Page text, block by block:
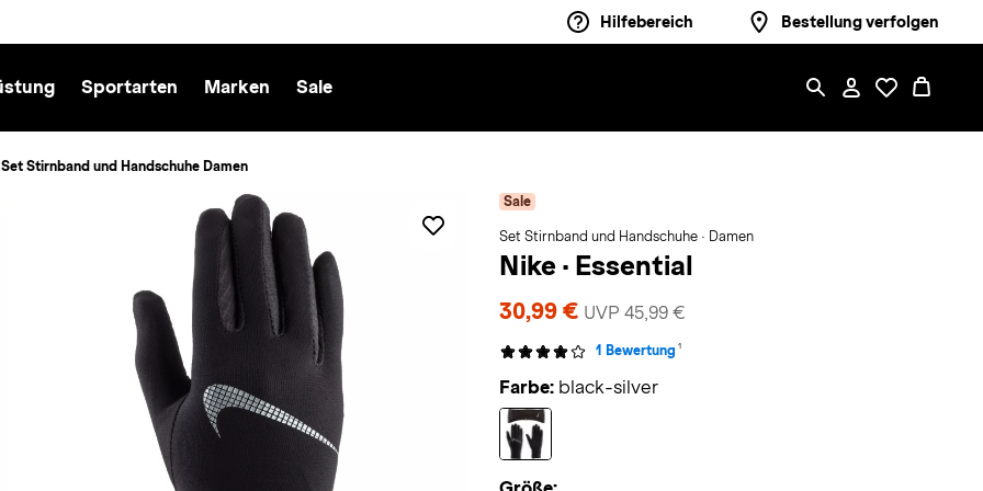
Hilfebereich Bestellung verfolgen
Sportarten Marken Sale
Stirnband und Handschuhe Damen
Sale
Set Stirnband und Handschuhe · Damen
Nike · Essential
30,99 € UVP 45,99 €
1 Bewertung 1
Farbe: black-silver